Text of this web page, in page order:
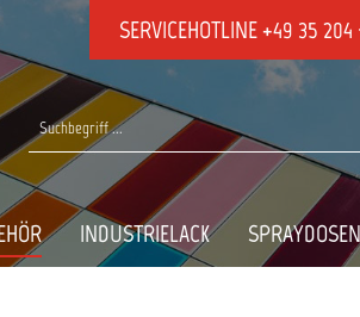
SERVICEHOTLINE+49 35 204
INDUSTRIELACK SPRAYDOSEN
UNGELOCHT